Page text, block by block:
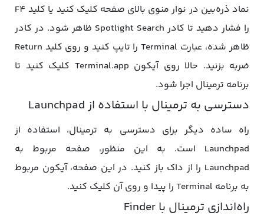
نماد ذره‌بین در نوار منوی بالای صفحه کلیک کنید یا کلید F4
را فشار دهید تا کادر Spotlight Search ظاهر شود. در کادر
ظاهر شده، عبارت Terminal را تایپ کنید و روی کلید Return
ضربه بزنید. حالا روی آیکون Terminal.app کلیک کنید تا
برنامه ترمینال اجرا شود.
دسترسی به ترمینال با استفاده از Launchpad
راه ساده دیگر برای دسترسی به ترمینال، استفاده از
Launchpad است. به این منظور، صفحه مربوط به
Launchpad را از داک باز کنید. در این صفحه، آیکون مربوط
به برنامه Terminal را پیدا و روی آن کلیک کنید.
راه‌اندازی ترمینال با Finder